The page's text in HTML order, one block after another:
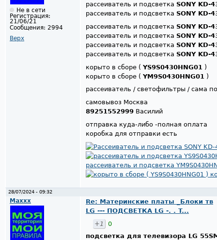
Не в сети
Регистрация:
21/06/21
Сообщения: 2994
Верх
рассеиватель и подсветка SONY KD-
рассеиватель и подсветка SONY KD-
рассеиватель и подсветка SONY KD-
рассеиватель и подсветка SONY KD-
рассеиватель и подсветка SONY KD-
рассеиватель и подсветка SONY KD-
корыто в сборе ( YS9S0430HNG01 )
корыто в сборе ( YM9S0430HNG01 )
рассеиватель / светофильтры / сама
самовывоз Москва
89251552999 Василий
отправка куда-либо -полная оплата
коробка для отправки есть
28/07/2024 - 09:32
Maxxx
Re: Материнские платы _Блоки тв
LG --- ПОДСВЕТКА LG -. . T...
+1
0
подсветка для телевизора LG